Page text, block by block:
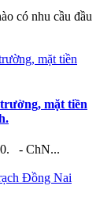
có nhu cầu đầu
mặt tiền
- ChN...